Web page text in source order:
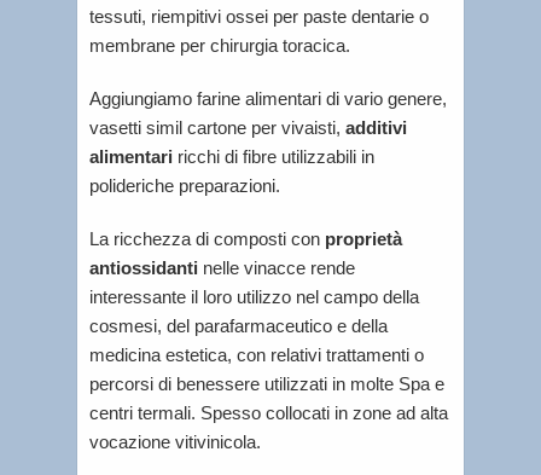
tessuti, riempitivi ossei per paste dentarie o
membrane per chirurgia toracica.
Aggiungiamo farine alimentari di vario genere,
vasetti simil cartone per vivaisti, additivi
alimentari ricchi di fibre utilizzabili in
polideriche preparazioni.
La ricchezza di composti con proprietà
antiossidanti nelle vinacce rende
interessante il loro utilizzo nel campo della
cosmesi, del parafarmaceutico e della
medicina estetica, con relativi trattamenti o
percorsi di benessere utilizzati in molte Spa e
centri termali. Spesso collocati in zone ad alta
vocazione vitivinicola.